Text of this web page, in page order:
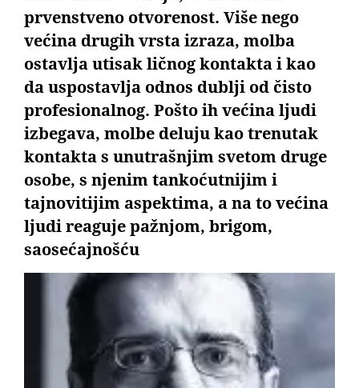
prvenstveno otvorenost. Više nego
većina drugih vrsta izraza, molba
ostavlja utisak ličnog kontakta i kao
da uspostavlja odnos dublji od čisto
profesionalnog. Pošto ih većina ljudi
izbegava, molbe deluju kao trenutak
kontakta s unutrašnjim svetom druge
osobe, s njenim tankoćutnijim i
tajnovitijim aspektima, a na to većina
ljudi reaguje pažnjom, brigom,
saosećajnošću